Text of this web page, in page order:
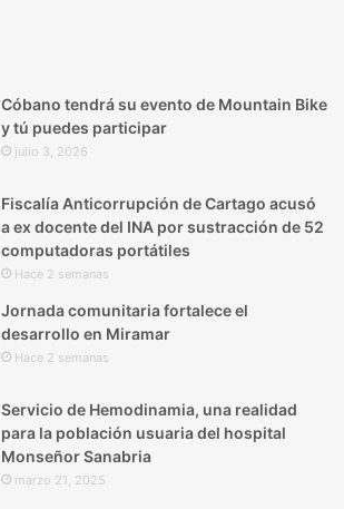
Cóbano tendrá su evento de Mountain Bike
y tú puedes participar
julio 3, 2026
Fiscalía Anticorrupción de Cartago acusó
a ex docente del INA por sustracción de 52
computadoras portátiles
Hace 2 semanas
Jornada comunitaria fortalece el
desarrollo en Miramar
Hace 2 semanas
Servicio de Hemodinamia, una realidad
para la población usuaria del hospital
Monseñor Sanabria
marzo 21, 2025